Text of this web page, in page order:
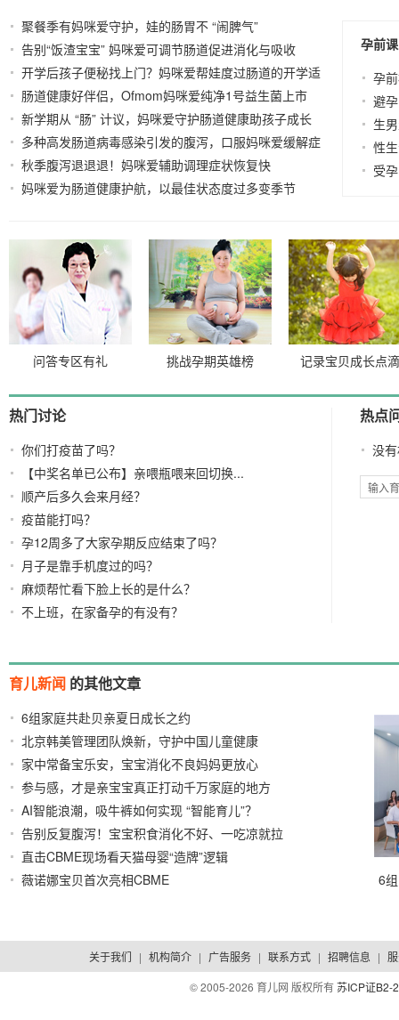
聚餐季有妈咪爱守护，娃的肠胃不 “闹脾气”
告别“饭渣宝宝” 妈咪爱可调节肠道促进消化与吸收
2025-12-17
开学后孩子便秘找上门？妈咪爱帮娃度过肠道的开学适
应期
2025-03-10
肠道健康好伴侣，Ofmom妈咪爱纯净1号益生菌上市
2025-03-07
新学期从 “肠” 计议，妈咪爱守护肠道健康助孩子成长
2025-02-14
多种高发肠道病毒感染引发的腹泻，口服妈咪爱缓解症
状
2024-11-25
秋季腹泻退退退！妈咪爱辅助调理症状恢复快
30
妈咪爱为肠道健康护航，以最佳状态度过多变季节
孕前
孕
避孕
生
性
受孕
问答专区有礼 挑战孕期英雄榜 记录宝贝成长点滴
热门讨论
你们打疫苗了吗？
【中奖名单已公布】亲喂瓶喂来回切换...
顺产后多久会来月经？
疫苗能打吗？
孕12周多了大家孕期反应结束了吗？
月子是靠手机度过的吗？
麻烦帮忙看下脸上长的是什么？
不上班，在家备孕的有没有？
热点
没
育儿新闻 的其他文章
6组家庭共赴贝亲夏日成长之约
北京韩美管理团队焕新，守护中国儿童健康
家中常备宝乐安，宝宝消化不良妈妈更放心
参与感，才是亲宝宝真正打动千万家庭的地方
2026/07/30
AI智能浪潮，吸牛裤如何实现 “智能育儿”？
告别反复腹泻！宝宝积食消化不好、一吃凉就拉
2026/07/29
直击CBME现场看天猫母婴“造牌”逻辑
薇诺娜宝贝首次亮相CBME 6
关于我们 | 机构简介 | 广告服务 | 联系方式 | 招聘信息 |
© 2005-2026 育儿网 版权所有苏ICP证B2-